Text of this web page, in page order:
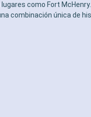
como Fort
combinación única de